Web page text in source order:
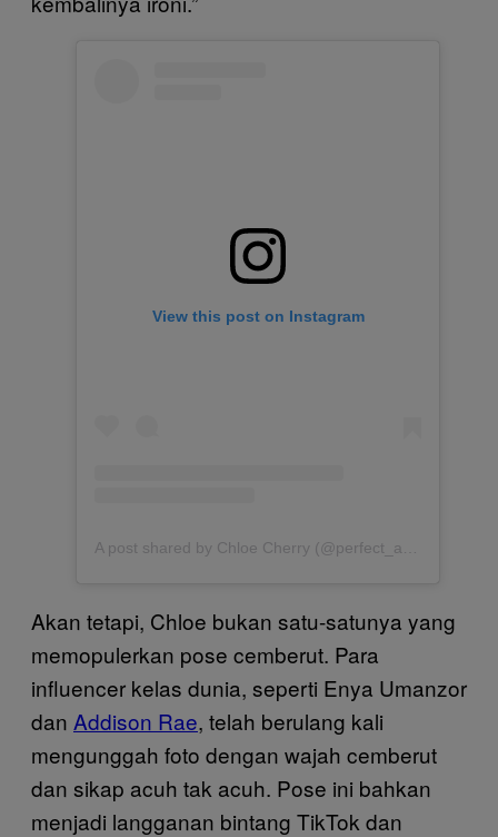
View this post on Instagram
Akan tetapi, Chloe bukan satu-satunya yang
memopulerkan pose cemberut. Para
influencer kelas dunia, seperti Enya Umanzor
dan Addison Rae, telah berulang kali
mengunggah foto dengan wajah cemberut
dan sikap acuh tak acuh. Pose ini bahkan
menjadi langganan bintang TikTok dan